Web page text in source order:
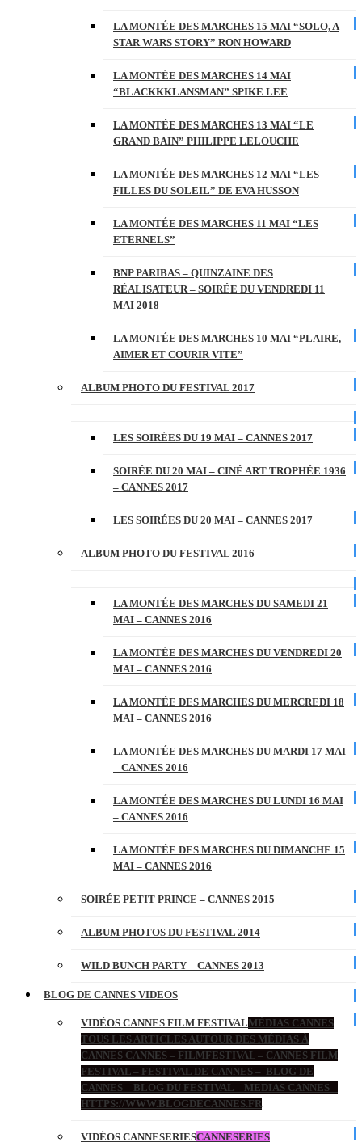
LA MONTÉE DES MARCHES 15 MAI “SOLO, A
STAR WARS STORY” RON HOWARD
LA MONTÉE DES MARCHES 14 MAI
“BLACKKKLANSMAN” SPIKE LEE
LA MONTÉE DES MARCHES 13 MAI “LE
GRAND BAIN” PHILIPPE LELOUCHE
LA MONTÉE DES MARCHES 12 MAI “LES
FILLES DU SOLEIL” DE EVA HUSSON
LA MONTÉE DES MARCHES 11 MAI “LES
ETERNELS”
BNP PARIBAS – QUINZAINE DES
RÉALISATEUR – SOIRÉE DU VENDREDI 11
MAI 2018
LA MONTÉE DES MARCHES 10 MAI “PLAIRE,
AIMER ET COURIR VITE”
ALBUM PHOTO DU FESTIVAL 2017
LES SOIRÉES DU 19 MAI – CANNES 2017
SOIRÉE DU 20 MAI – CINÉ ART TROPHÉE 1936
– CANNES 2017
LES SOIRÉES DU 20 MAI – CANNES 2017
ALBUM PHOTO DU FESTIVAL 2016
LA MONTÉE DES MARCHES DU SAMEDI 21
MAI – CANNES 2016
LA MONTÉE DES MARCHES DU VENDREDI 20
MAI – CANNES 2016
LA MONTÉE DES MARCHES DU MERCREDI 18
MAI – CANNES 2016
LA MONTÉE DES MARCHES DU MARDI 17 MAI
– CANNES 2016
LA MONTÉE DES MARCHES DU LUNDI 16 MAI
– CANNES 2016
LA MONTÉE DES MARCHES DU DIMANCHE 15
MAI – CANNES 2016
SOIRÉE PETIT PRINCE – CANNES 2015
ALBUM PHOTOS DU FESTIVAL 2014
WILD BUNCH PARTY – CANNES 2013
BLOG DE CANNES VIDEOS
VIDÉOS CANNES FILM FESTIVALMÉDIAS CANNES
TOUS LES ARTICLES AUTOUR DES MÉDIAS À
CANNES CANNES – FILMFESTIVAL – CANNES FILM
FESTIVAL – FESTIVAL DE CANNES – BLOG DE
CANNES – BLOG DU FESTIVAL – MEDIAS CANNES –
HTTPS://WWW.BLOGDECANNES.FR
VIDÉOS CANNESERIESCANNESERIES